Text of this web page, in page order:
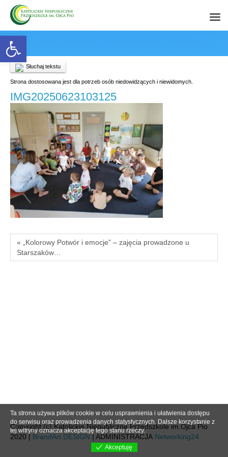
Open toolbar
Słuchaj tekstu
Strona dostosowana jest dla potrzeb osób niedowidzących i niewidomych.
IMG20250623103125
« „Kolorowy Potwór i emocje” – zajęcia prowadzone u
Starszaków…
Copyright (c) Katolickie Niepubliczne Przedszkole im.Ojca Pio
2020 | BrandArt DESIGN | ADMINISTRACJA Networking24
Ta strona używa plików cookie w celu usprawnienia i ułatwienia dostępu
do serwisu oraz prowadzenia danych statystycznych. Dalsze korzystanie z
tej witryny oznacza akceptację tego stanu rzeczy.
Akceptuję